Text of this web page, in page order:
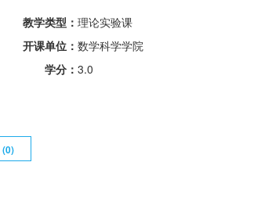
教学类型： 理论实验课
开课单位： 数学科学学院
学分： 3.0
(0)